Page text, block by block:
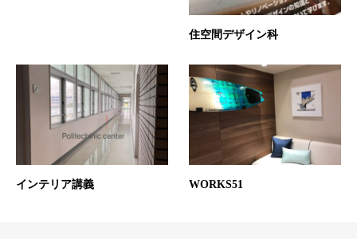
住空間デザイン科
インテリア講義 WORKS51